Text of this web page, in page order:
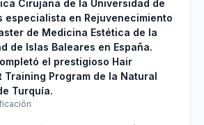
Cirujana de la Universidad de
especialista en Rejuvenecimiento
de Medicina Estética de la
de Islas Baleares en España.
el prestigioso Hair
Training Program de la Natural
Turquía.